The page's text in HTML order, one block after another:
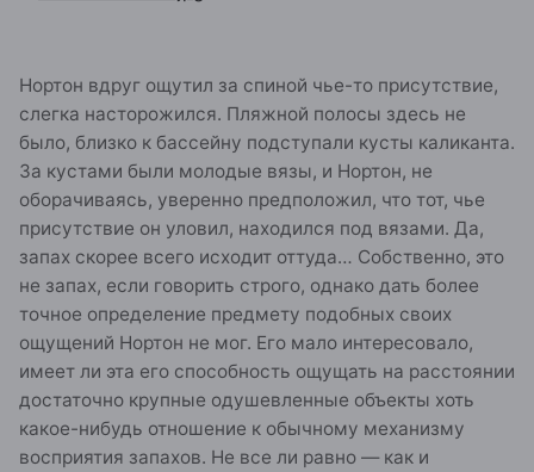
Нортон вдруг ощутил за спиной чье-то присутствие,
слегка насторожился. Пляжной полосы здесь не
было, близко к бассейну подступали кусты каликанта.
За кустами были молодые вязы, и Нортон, не
оборачиваясь, уверенно предположил, что тот, чье
присутствие он уловил, находился под вязами. Да,
запах скорее всего исходит оттуда… Собственно, это
не запах, если говорить строго, однако дать более
точное определение предмету подобных своих
ощущений Нортон не мог. Его мало интересовало,
имеет ли эта его способность ощущать на расстоянии
достаточно крупные одушевленные объекты хоть
какое-нибудь отношение к обычному механизму
восприятия запахов. Не все ли равно — как и